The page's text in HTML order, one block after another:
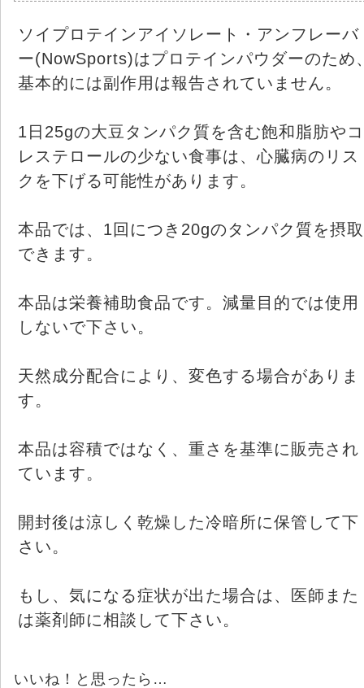
ソイプロテインアイソレート・アンフレーバ
ー(NowSports)はプロテインパウダーのため
基本的には副作用は報告されていません。
1日25gの大豆タンパク質を含む飽和脂肪やコ
レステロールの少ない食事は、心臓病のリス
クを下げる可能性があります。
本品では、1回につき20gのタンパク質を摂取
できます。
本品は栄養補助食品です。減量目的では使用
しないで下さい。
天然成分配合により、変色する場合がありま
す。
本品は容積ではなく、重さを基準に販売され
ています。
開封後は涼しく乾燥した冷暗所に保管して下
さい。
もし、気になる症状が出た場合は、医師また
は薬剤師に相談して下さい。
いいね！と思ったら…